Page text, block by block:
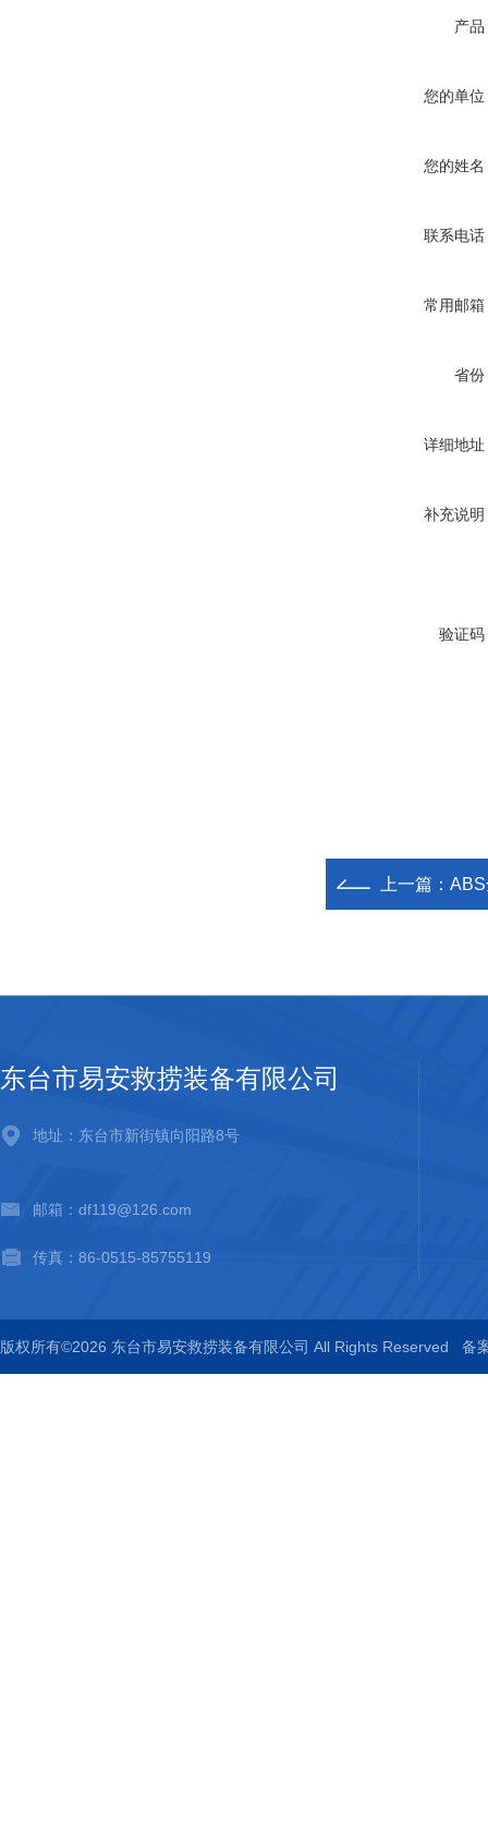
产品
您的单位
您的姓名
联系电话
常用邮箱
省份
详细地址
补充说明
验证码
上一篇： ABS全塑
东台市易安救捞装备有限公司
地址：东台市新街镇向阳路8号
邮箱：df119@126.com
传真：86-0515-85755119
版权所有©2026 东台市易安救捞装备有限公司 All Rights Reserved 备